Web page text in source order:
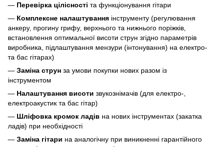
— Перевірка цілісності та функціонування гітари
— Комплексне налаштування інструменту (регулювання
анкеру, прогину грифу, верхнього та нижнього поріжків,
встановлення оптимальної висоти струн згідно параметрів
виробника, підлаштування мензури (інтонування) на електро-
та бас гітарах)
— Заміна струн за умови покупки нових разом із
інструментом
— Налаштування висоти звукознімачів (для електро-,
електроакустик та бас гітар)
— Шліфовка кромок ладів на нових інструментах (закатка
ладів) при необхідності
— Заміна гітари на аналогічну при виникненні гарантійного